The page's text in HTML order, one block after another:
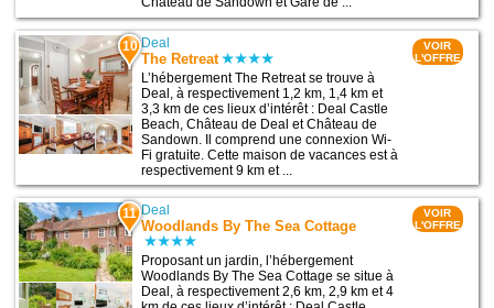
10 Deal
The Retreat
L’hébergement The Retreat se trouve à
Deal, à respectivement 1,2 km, 1,4 km et
3,3 km de ces lieux d’intérêt : Deal Castle
Beach, Château de Deal et Château de
Sandown. Il comprend une connexion Wi-
Fi gratuite. Cette maison de vacances est à
respectivement 9 km et ...
VOIR
L'OFFRE
11 Deal
Woodlands By The Sea Cottage
Proposant un jardin, l’hébergement
Woodlands By The Sea Cottage se situe à
Deal, à respectivement 2,6 km, 2,9 km et 4
VOIR
L'OFFRE